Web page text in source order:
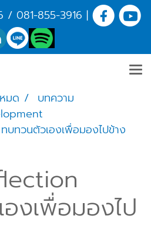
/ 081-855-3916 |
มด
บทความ
ทวนตัวเองเพื่อมองไปข้าง
งเพื่อมองไป